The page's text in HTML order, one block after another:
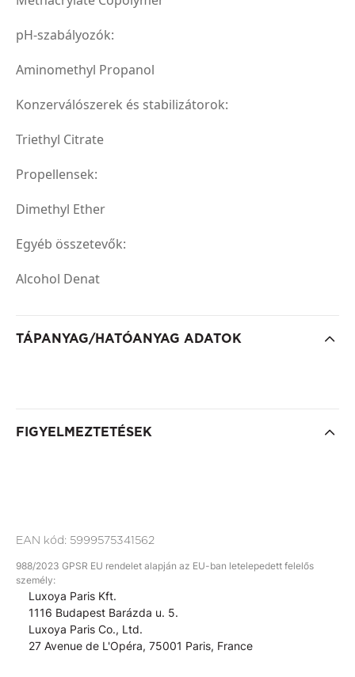
pH-szabályozók:
Aminomethyl Propanol
Konzerválószerek és stabilizátorok:
Triethyl Citrate
Propellensek:
Dimethyl Ether
Egyéb összetevők:
Alcohol Denat
TÁPANYAG/HATÓANYAG ADATOK
FIGYELMEZTETÉSEK
EAN kód: 5999575341562
988/2023 GPSR EU rendelet alapján az EU-ban letelepedett felelős
személy:
Luxoya Paris Kft.
1116 Budapest Barázda u. 5.
Luxoya Paris Co., Ltd.
27 Avenue de L'Opéra, 75001 Paris, France